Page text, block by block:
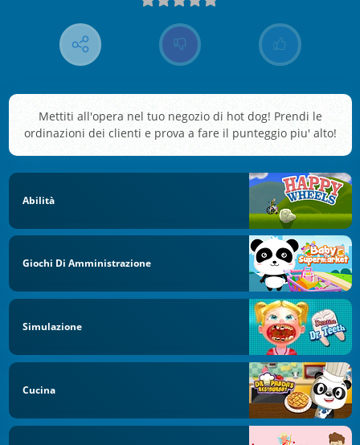
Mettiti all'opera nel tuo negozio di hot dog! Prendi le
ordinazioni dei clienti e prova a fare il punteggio piu' alto!
Abilità
Giochi Di Amministrazione
Simulazione
Cucina